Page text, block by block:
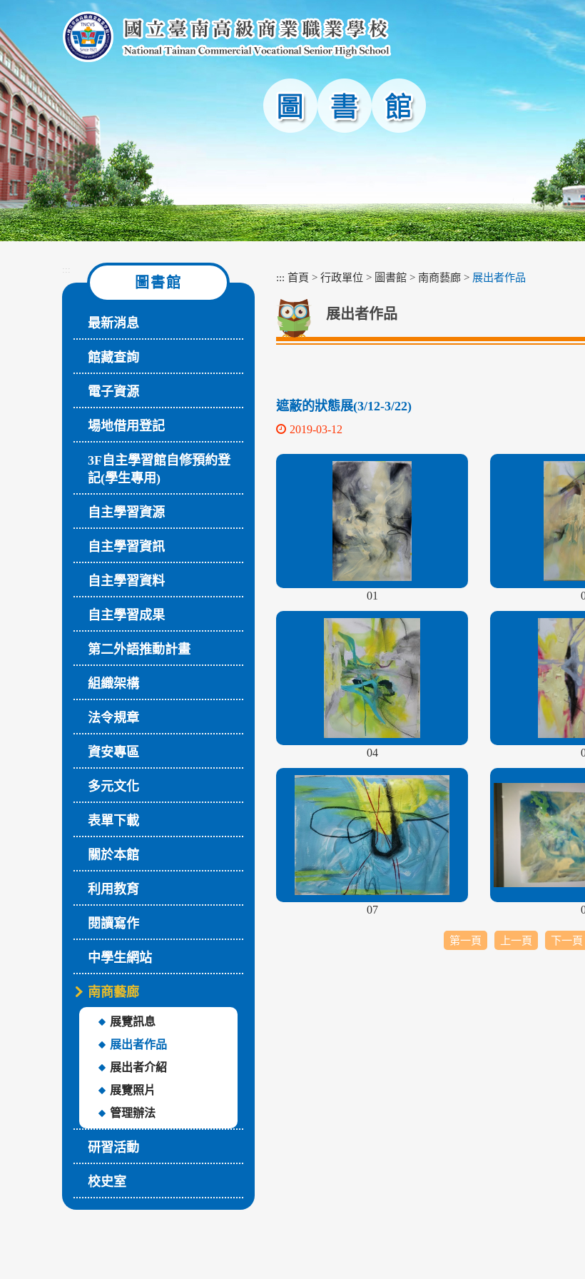
主
要
內
容
區
塊
:::
圖書館
最新消息
館藏查詢
電子資源
場地借用登記
3F自主學習館自修預約登
記(學生專用)
自主學習資源
自主學習資訊
自主學習資料
自主學習成果
第二外語推動計畫
組織架構
法令規章
資安專區
多元文化
表單下載
關於本館
利用教育
閱讀寫作
中學生網站
南商藝廊
展覽訊息
展出者作品
展出者介紹
展覽照片
管理辦法
研習活動
校史室
::: 首頁 > 行政單位 > 圖書館 > 南商藝廊 > 展出者作品
展出者作品
遮蔽的狀態展(3/12-3/22)
2019-03-12
01
04
07
第一頁 上一頁 下一頁